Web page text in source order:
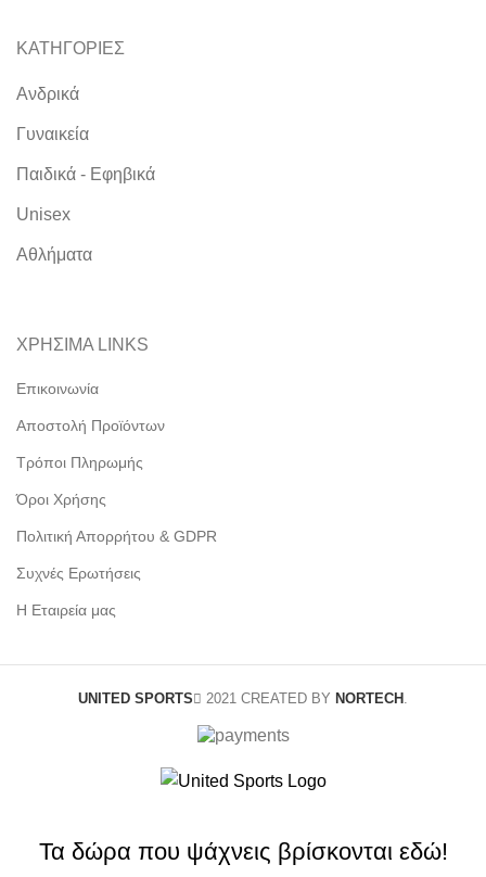
ΚΑΤΗΓΟΡΙΕΣ
Ανδρικά
Γυναικεία
Παιδικά - Εφηβικά
Unisex
Αθλήματα
ΧΡΗΣΙΜΑ LINKS
Επικοινωνία
Αποστολή Προϊόντων
Τρόποι Πληρωμής
Όροι Χρήσης
Πολιτική Απορρήτου & GDPR
Συχνές Ερωτήσεις
Η Εταιρεία μας
UNITED SPORTS 2021 CREATED BY NORTECH .
Τα δώρα που ψάχνεις βρίσκονται εδώ!